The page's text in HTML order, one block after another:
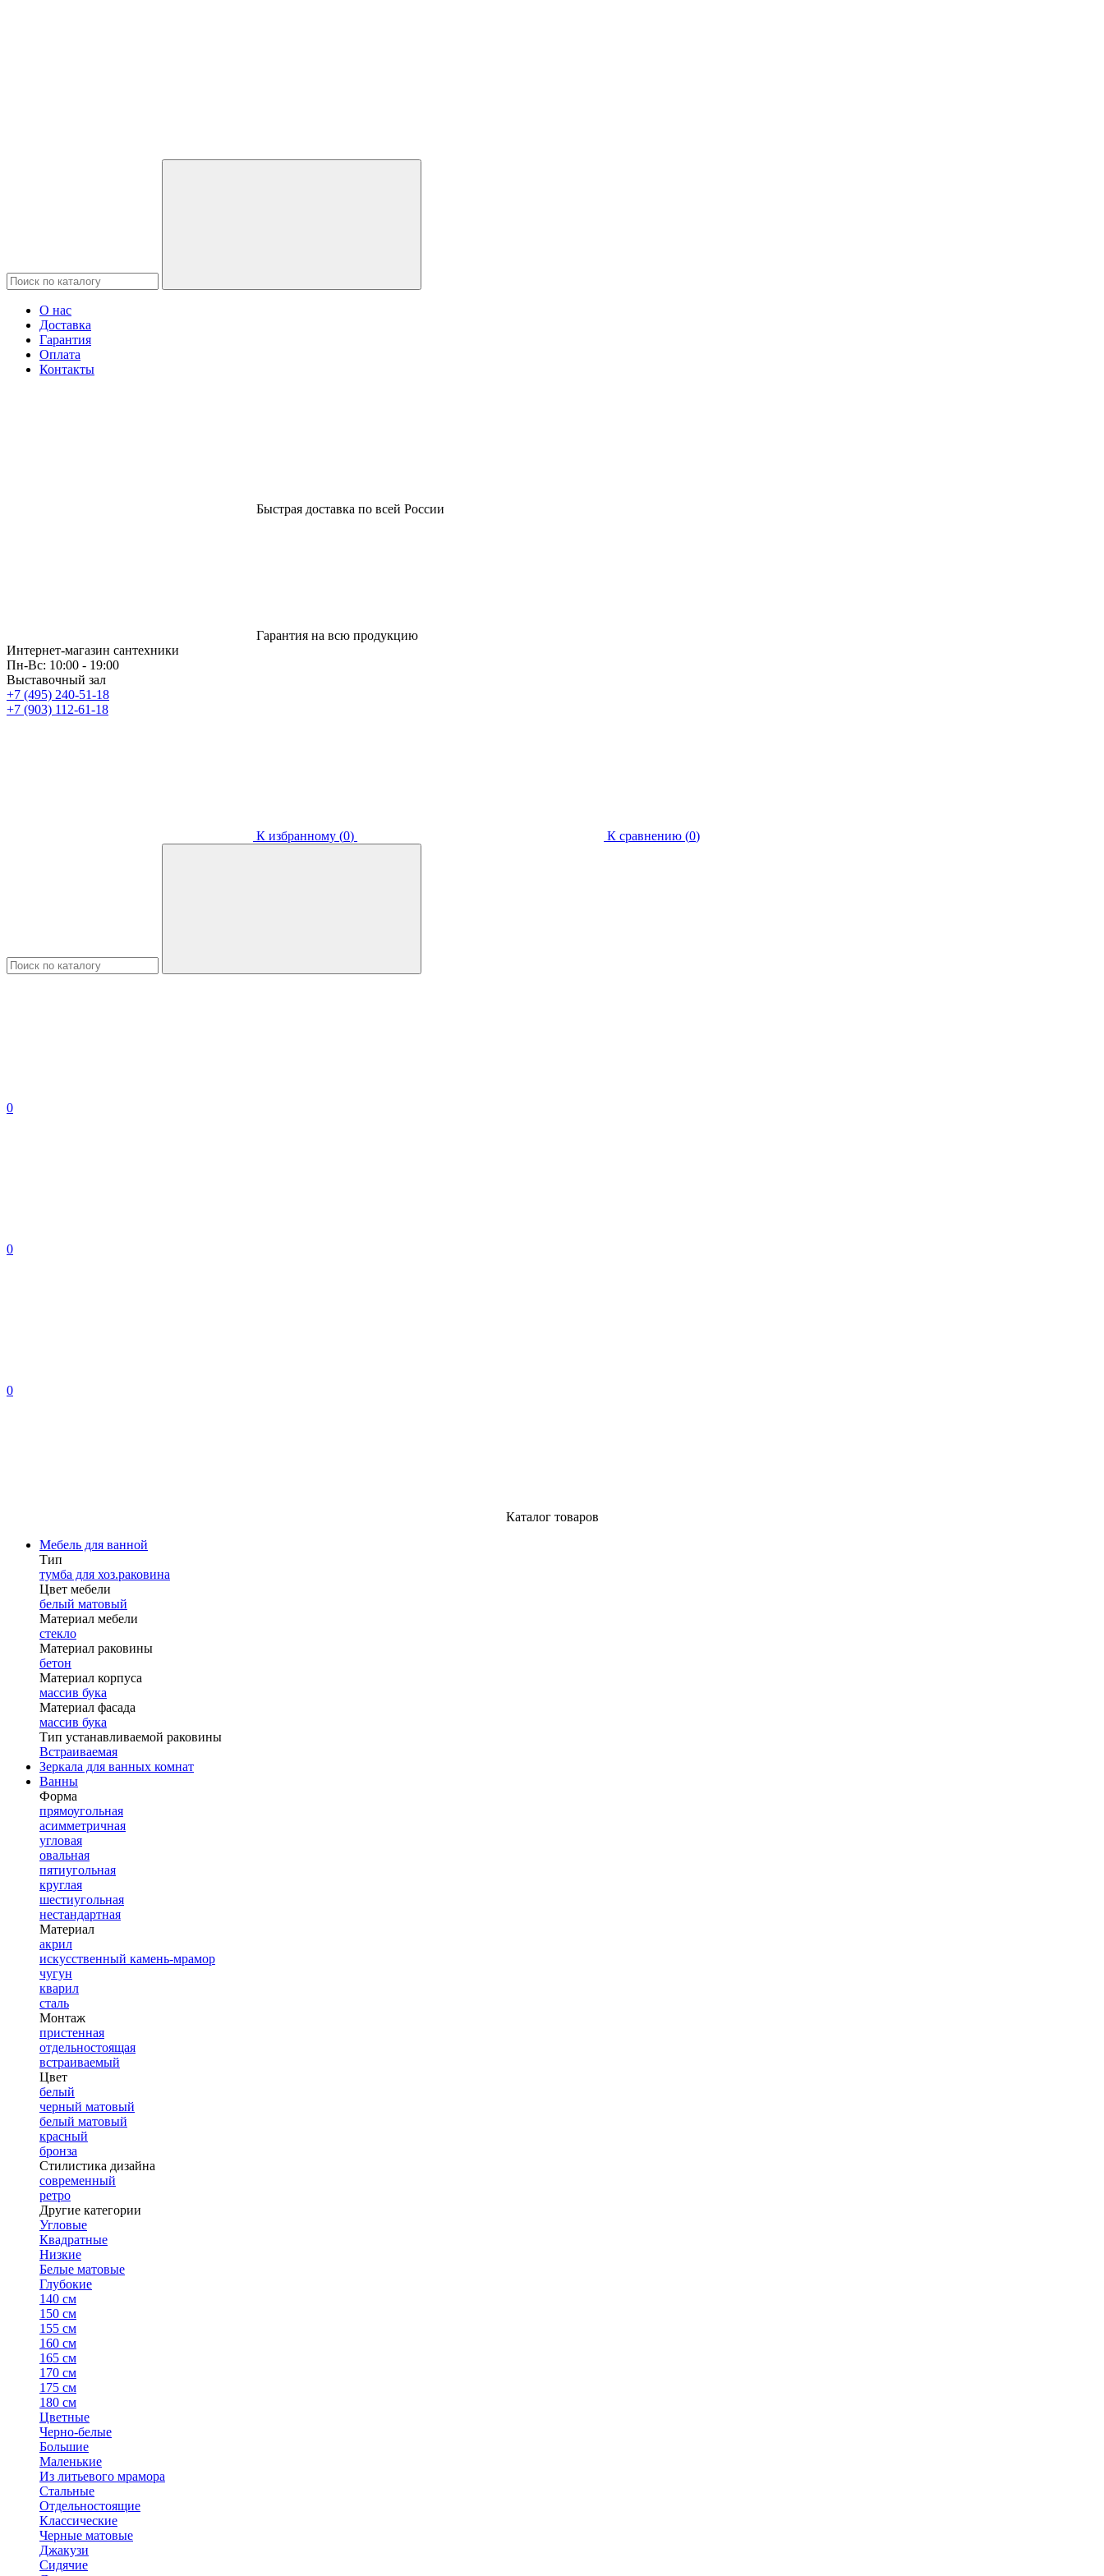
О нас
Доставка
Гарантия
Оплата
Контакты
Быстрая доставка по всей России
Гарантия на всю продукцию
Интернет-магазин сантехники
Пн-Вс: 10:00 - 19:00
Выставочный зал
+7 (495) 240-51-18
+7 (903) 112-61-18
К избранному (0) К сравнению (0)
0
0
0
Каталог товаров
Мебель для ванной
Тип
тумба для хоз.раковина
Цвет мебели
белый матовый
Материал мебели
стекло
Материал раковины
бетон
Материал корпуса
массив бука
Материал фасада
массив бука
Тип устанавливаемой раковины
Встраиваемая
Зеркала для ванных комнат
Ванны
Форма
прямоугольная
асимметричная
угловая
овальная
пятиугольная
круглая
шестиугольная
нестандартная
Материал
акрил
искусственный камень-мрамор
чугун
кварил
сталь
Монтаж
пристенная
отдельностоящая
встраиваемый
Цвет
белый
черный матовый
белый матовый
красный
бронза
Стилистика дизайна
современный
ретро
Другие категории
Угловые
Квадратные
Низкие
Белые матовые
Глубокие
140 см
150 см
155 см
160 см
165 см
170 см
175 см
180 см
Цветные
Черно-белые
Большие
Маленькие
Из литьевого мрамора
Стальные
Отдельностоящие
Классические
Черные матовые
Джакузи
Сидячие